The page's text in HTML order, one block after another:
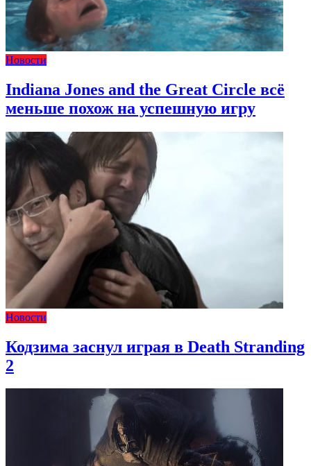
Новости
Indiana Jones and the Great Circle всё
меньше похож на успешную игру
Новости
Кодзима заснул играя в Death Stranding
2